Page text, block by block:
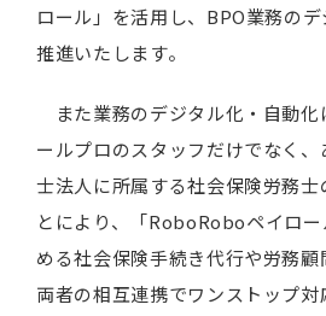
ロール」を活用し、BPO業務の
推進いたします。
また業務のデジタル化・自動化
ールプロのスタッフだけでなく
士法人に所属する社会保険労務士
とにより、「RoboRoboペイロ
める社会保険手続き代行や労務顧
両者の相互連携でワンストップ